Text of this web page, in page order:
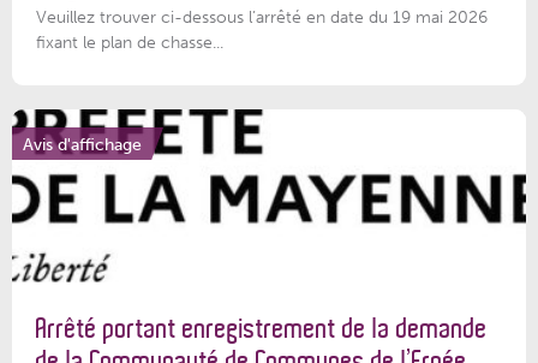
Veuillez trouver ci-dessous l’arrêté en date du 19 mai 2026
fixant le plan de chasse...
Avis d'affichage
Arrêté portant enregistrement de la demande